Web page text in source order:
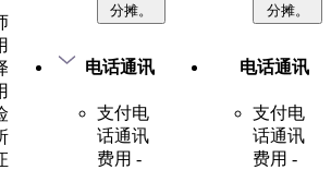
分摊。
电话通讯
支付电
话通讯
费用 -
分摊。
电话通讯
支付电
话通讯
费用 -